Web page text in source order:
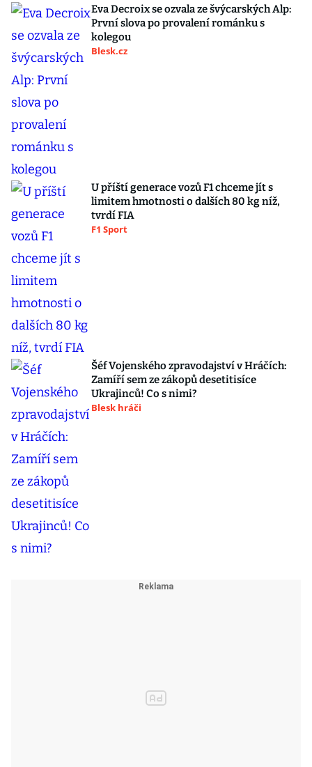
Eva Decroix se ozvala ze švýcarských Alp:
První slova po provalení románku s
kolegou
Blesk.cz
U příští generace vozů F1 chceme jít s
limitem hmotnosti o dalších 80 kg níž,
tvrdí FIA
F1 Sport
Šéf Vojenského zpravodajství v Hráčích:
Zamíří sem ze zákopů desetitisíce
Ukrajinců! Co s nimi?
Blesk hráči